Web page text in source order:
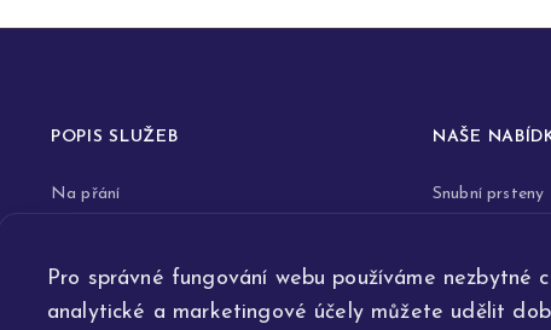
Pro správné fungování webu používáme nezbytné
analytické a marketingové účely můžete udělit
POPIS SLUŽEB
Na přání
Opravy a renovace šperků
Výkup zlata
NAŠE
Snubní prsteny
Šperky
Na přání